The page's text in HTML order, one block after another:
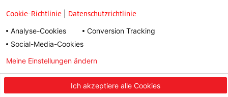
Impressum
Nutzungsbedingungen
Cookie-Richtlinie
Datenschutzrichtlinie
Analyse-Cookies
Conversion Tracking
Social-Media-Cookies
Ich akzeptiere alle Cookies
Meine Einstellungen ändern